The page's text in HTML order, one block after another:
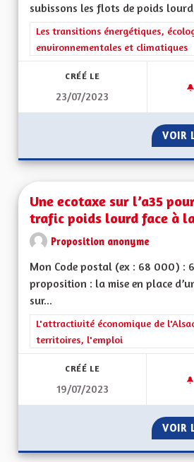
subissons les flots de poids
Filtrer les résultats de la catégorie
Les transitions énergétiques,
environnementales et climatiques
CRÉÉ LE
23/07/2023
VOIR
Une ecotaxe sur l’a35
trafic poids lourd face à
Proposition anonyme
Mon Code postal (ex : 68 000) :
proposition : la mise en place
sur...
Filtrer les résultats de la
L'attractivité économique de
territoires, l'emploi
CRÉÉ LE
19/07/2023
VOIR